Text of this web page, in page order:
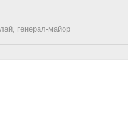
генерал-майор